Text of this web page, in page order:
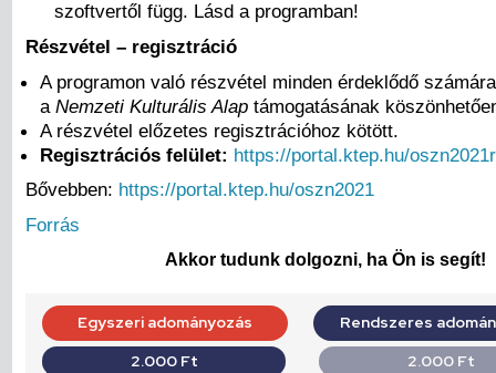
szoftvertől függ. Lásd a programban!
Részvétel – regisztráció
A programon való részvétel minden érdeklődő
a Nemzeti Kulturális Alaptámogatásának
A részvétel előzetes regisztrációhoz kötött.
Regisztrációs felület: https://portal.ktep.hu/
Bővebben: https://portal.ktep.hu/oszn2021
Forrás
Akkor tudunk dolgozni, ha Ön is segít!